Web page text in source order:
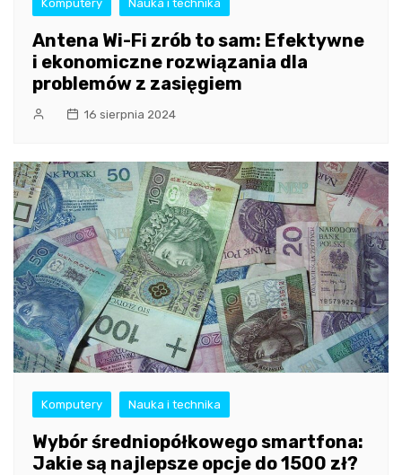
Komputery Nauka i technika
Antena Wi-Fi zrób to sam: Efektywne
i ekonomiczne rozwiązania dla
problemów z zasięgiem
16 sierpnia 2024
Komputery Nauka i technika
Wybór średniopółkowego smartfona:
Jakie są najlepsze opcje do 1500 zł?